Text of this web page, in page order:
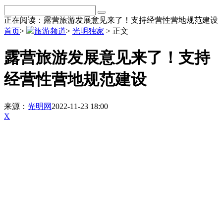
正在阅读：露营旅游发展意见来了！支持经营性营地规范建设
首页> 旅游频道> 光明独家 > 正文
露营旅游发展意见来了！支持
经营性营地规范建设
来源： 光明网 2022-11-23 18:00
X